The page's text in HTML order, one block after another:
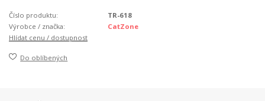
Číslo produktu:
TR-618
Výrobce / značka:
CatZone
Hlídat cenu / dostupnost
Do oblíbených